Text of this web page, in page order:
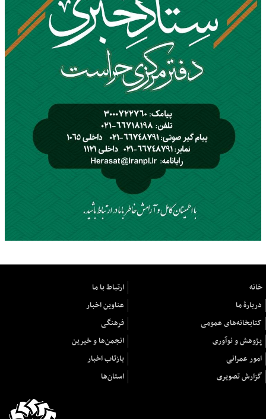
خانه
ارتباط با ما
دربارهٔ ما
عناوین اخبار
کتابخانه‌های عمومی
فرهنگی
پژوهش و نوآوری
انجمن‌ها و خیرین
امور عمرانی
بازتاب اخبار
گزارش تصویری
استان‌ها